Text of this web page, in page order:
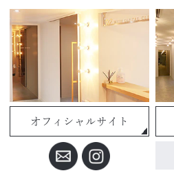
オフィシャルサイト